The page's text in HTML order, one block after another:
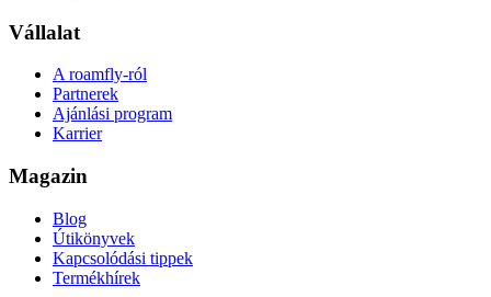
Vállalat
A roamfly-ról
Partnerek
Ajánlási program
Karrier
Magazin
Blog
Útikönyvek
Kapcsolódási tippek
Termékhírek